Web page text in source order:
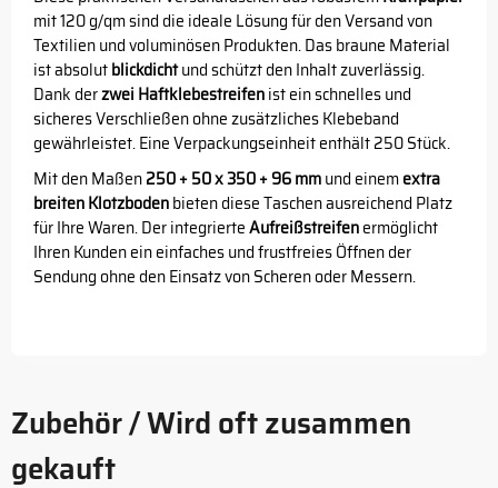
mit 120 g/qm sind die ideale Lösung für den Versand von
Textilien und voluminösen Produkten. Das braune Material
ist absolutblickdichtund schützt den Inhalt zuverlässig.
Dank derzwei Haftklebestreifenist ein schnelles und
sicheres Verschließen ohne zusätzliches Klebeband
gewährleistet. Eine Verpackungseinheit enthält 250 Stück.
Mit den Maßen250 + 50 x 350 + 96 mmund einemextra
breiten Klotzbodenbieten diese Taschen ausreichend Platz
für Ihre Waren. Der integrierteAufreißstreifenermöglicht
Ihren Kunden ein einfaches und frustfreies Öffnen der
Sendung ohne den Einsatz von Scheren oder Messern.
Zubehör / Wird oft zusammen
gekauft